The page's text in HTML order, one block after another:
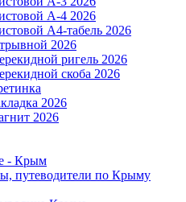
А-4 2026
А4-табель 2026
2026
ригель 2026
скоба 2026
2026
2026
- Крым
путеводители по Крыму